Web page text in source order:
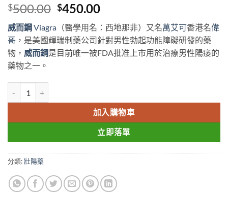
$500.00 Original
price
was:
$500.00.
$450.00Current
price
is:
$450.00.
威而鋼 Viagra （醫學用名：西地那非）又名萬艾可香港名偉
哥 ，是美國輝瑞制藥公司針對男性勃起功能障礙研發的藥
物， 威而鋼是目前唯一被FDA批准上市用於治療男性陽痿的
藥物之一。
加入購物車
立即落單
分類:壯陽藥